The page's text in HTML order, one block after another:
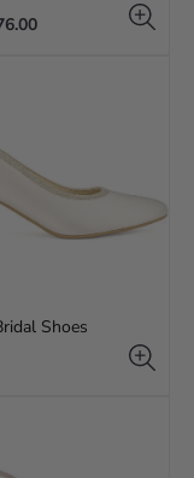
Shoes